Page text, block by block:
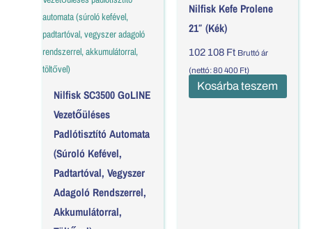
Nilfisk SC3500 GoLINE
Vezetőüléses
Padlótisztító Automata
(súroló Kefével,
Padtartóval, Vegyszer
Adagoló Rendszerrel,
Akkumulátorral,
Nilfisk Kefe Prolene
21″ (Kék)
102 108 Ft Bruttó ár
(nettó:80 400 Ft)
Kosárba teszem